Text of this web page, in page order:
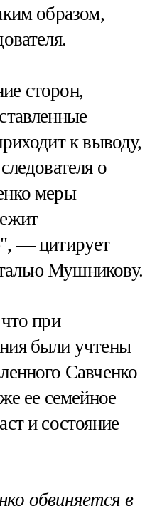
образом,
сторон,
к выводу,
о
меры
— цитирует
Мушникову.
при
были учтены
Савченко
ее семейное
и состояние
обвиняется в